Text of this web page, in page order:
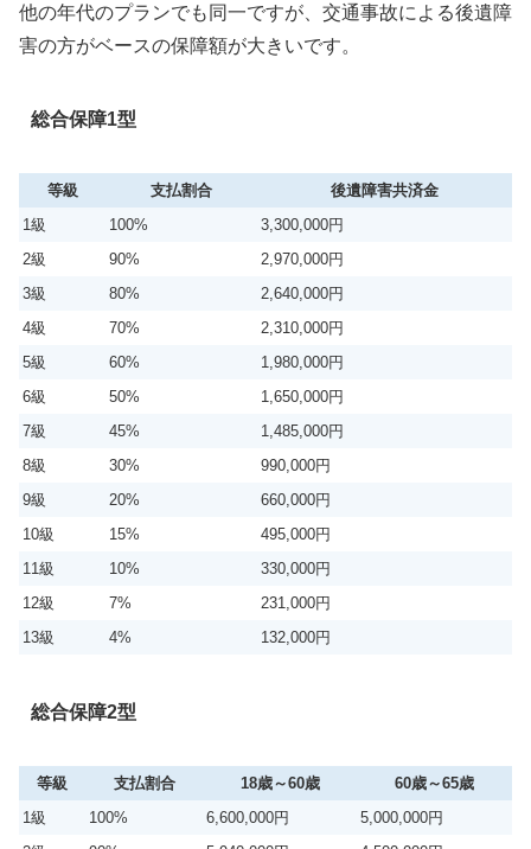
他の年代のプランでも同一ですが、交通事故による後遺障
害の方がベースの保障額が大きいです。
総合保障1型
等級 支払割合
後遺障害共済金
1級
100%
3,300,000円
2級
90%
2,970,000円
3級
80%
2,640,000円
4級
70%
2,310,000円
5級
60%
1,980,000円
6級
50%
1,650,000円
7級
45%
1,485,000円
8級
30%
990,000円
9級
20%
660,000円
10級
15%
495,000円
11級
10%
330,000円
12級
7%
231,000円
13級
4% 132,000円
総合保障2型
等級 支払割合 18歳～60歳
60歳～65歳
1級
100% 6,600,000円
5,000,000円